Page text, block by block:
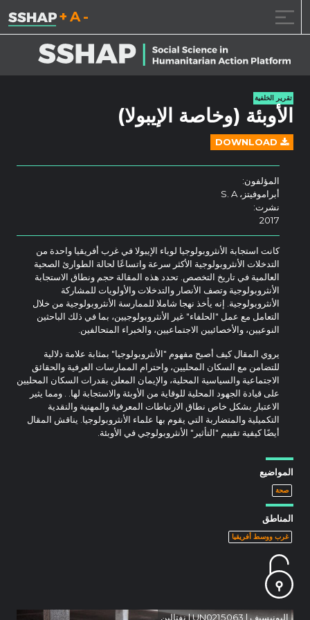
تقليل حجم الخط.
إعادة ضبط حجم
زيادة حجم
تقرير الخلفية
الأوبئة (وخاصة الإيبولا)
DOWNLOAD
المؤلفون:
أبراموفيتز، S. A
نشرت:
2017
كانت استجابة الأنثروبولوجيا لوباء الإيبولا في غرب أفريقيا واحدة من
التدخلات الأنثروبولوجية الأكثر سرعة واتساعًا لحالة الطوارئ الصحية
العالمية في تاريخ التخصص. تحدد هذه المقالة حجم ونطاق الاستجابة
الأنثروبولوجية وتصف الأنصار والتدخلات والأولويات للمشاركة
الأنثروبولوجية. إنه يأخذ نهجا شاملا للممارسة الأنثروبولوجية من خلال
التعامل مع عمل "الحلفاء" غير الأنثروبولوجيين، بما في ذلك الباحثين
النوعيين، والأخصائيين الاجتماعيين، والخبراء المتحالفين.
يروي المقال كيف أصبح مفهوم "الأنثروبولوجيا" بمثابة علامة دلالية
للتضامن مع السكان المحليين، واحترام الممارسات العرفية والحقائق
الاجتماعية والسياسية المحلية، والإيمان المعلن بقدرات السكان المحليين
على قيادة الجهود المحلية للوقاية من الأوبئة والاستجابة لها. . ومما يثير
الاعتبار بشكل خاص نطاق الارتباطات المعرفية والمهنية والنقدية
التكميلية والمتضاربة التي يقوم بها علماء الأنثروبولوجيا. يناقش المقال
أيضًا كيفية تقييم "التأثير" الأنثروبولوجي في الأوبئة.
المواضيع
صحة
المناطق
غرب ووسط أفريقيا
اليونيسيف | UN0215063 | نفتالين